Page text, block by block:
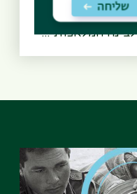
בינו לבינה
מלאכותית - האם
לבינה המלאכותי...